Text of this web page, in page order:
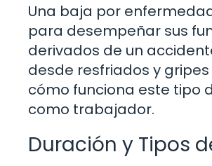
Una baja por
para desempeñar sus
derivados de un
desde resfriados y
cómo funciona este tipo
como trabajador.
Duración y Tipos